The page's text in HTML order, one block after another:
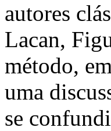
autores
Lacan,
método,
uma
se